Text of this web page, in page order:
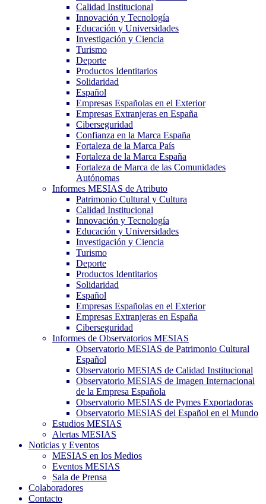
Calidad Institucional
Innovación y Tecnología
Educación y Universidades
Investigación y Ciencia
Turismo
Deporte
Productos Identitarios
Solidaridad
Español
Empresas Españolas en el Exterior
Empresas Extranjeras en España
Ciberseguridad
Confianza en la Marca España
Fortaleza de la Marca País
Fortaleza de la Marca España
Fortaleza de Marca de las Comunidades
Autónomas
Informes MESIAS de Atributo
Patrimonio Cultural y Cultura
Calidad Institucional
Innovación y Tecnología
Educación y Universidades
Investigación y Ciencia
Turismo
Deporte
Productos Identitarios
Solidaridad
Español
Empresas Españolas en el Exterior
Empresas Extranjeras en España
Ciberseguridad
Informes de Observatorios MESIAS
Observatorio MESIAS de Patrimonio Cultural
Español
Observatorio MESIAS de Calidad Institucional
Observatorio MESIAS de Imagen Internacional
de la Empresa Española
Observatorio MESIAS de Pymes Exportadoras
Observatorio MESIAS del Español en el Mundo
Estudios MESIAS
Alertas MESIAS
Noticias y Eventos
MESIAS en los Medios
Eventos MESIAS
Sala de Prensa
Colaboradores
Contacto